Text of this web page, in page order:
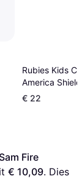
Rubies Kids
America
€ 22
Fire
€ 10,09. Dies